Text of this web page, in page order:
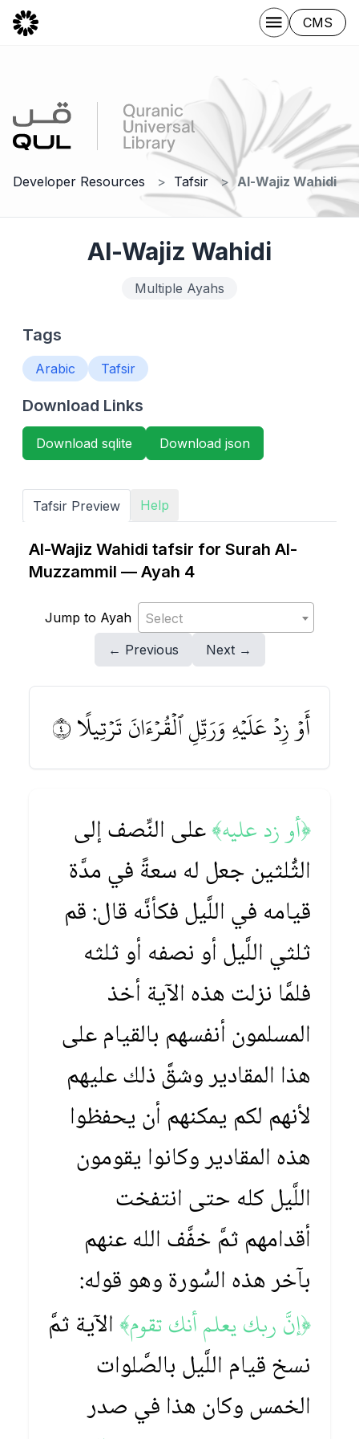
CMS
Developer Resources Tafsir Al-Wajiz Wahidi
Al-Wajiz Wahidi
Multiple Ayahs
Tags
Arabic Tafsir
Download Links
Download sqlite Download json
Tafsir Preview Help
Al-Wajiz Wahidi tafsir for Surah Al-
Muzzammil — Ayah 4
Jump to Ayah
Select
← Previous
Next →
أَوۡ زِدۡ عَلَيۡهِ وَرَتِّلِ ٱلۡقُرۡءَانَ تَرۡتِيلًا ٤
﴿أو زد عليه﴾على النِّصف إلى
الثُّلثين جعل له سعةً في مدَّة
قيامه في اللَّيل فكأنَّه قال: قم
ثلثي اللَّيل أو نصفه أو ثلثه
فلمَّا نزلت هذه الآية أخذ
المسلمون أنفسهم بالقيام على
هذا المقادير وشقَّ ذلك عليهم
لأنهم لكم يمكنهم أن يحفظوا
هذه المقادير وكانوا يقومون
اللَّيل كله حتى انتفخت
أقدامهم ثمَّ خفَّف الله عنهم
بآخر هذه السُّورة وهو قوله:
﴿إنَّ ربك يعلم أنك تقوم﴾الآية ثمَّ
نسخ قيام اللَّيل بالصَّلوات
الخمس وكان هذا في صدر